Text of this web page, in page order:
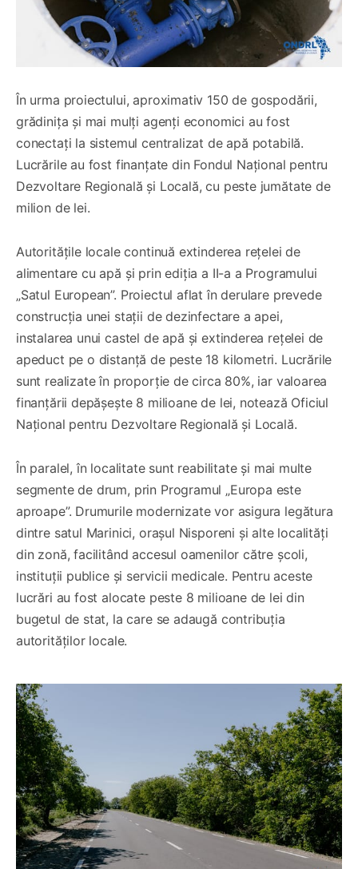
În urma proiectului, aproximativ 150 de gospodării,
grădinița și mai mulți agenți economici au fost
conectați la sistemul centralizat de apă potabilă.
Lucrările au fost finanțate din Fondul Național pentru
Dezvoltare Regională și Locală, cu peste jumătate de
milion de lei.
Autoritățile locale continuă extinderea rețelei de
alimentare cu apă și prin ediția a II-a a Programului
„Satul European”. Proiectul aflat în derulare prevede
construcția unei stații de dezinfectare a apei,
instalarea unui castel de apă și extinderea rețelei de
apeduct pe o distanță de peste 18 kilometri. Lucrările
sunt realizate în proporție de circa 80%, iar valoarea
finanțării depășește 8 milioane de lei, notează Oficiul
Național pentru Dezvoltare Regională și Locală.
În paralel, în localitate sunt reabilitate și mai multe
segmente de drum, prin Programul „Europa este
aproape”. Drumurile modernizate vor asigura legătura
dintre satul Marinici, orașul Nisporeni și alte localități
din zonă, facilitând accesul oamenilor către școli,
instituții publice și servicii medicale. Pentru aceste
lucrări au fost alocate peste 8 milioane de lei din
bugetul de stat, la care se adaugă contribuția
autorităților locale.